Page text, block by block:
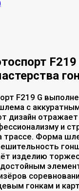
F219 G
с
дизайн
и
трассе. Форма
изделию
достойным
гонкам и